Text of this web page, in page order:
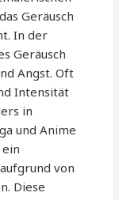
Geräusch
In der
Geräusch
Angst. Oft
Intensität
in
und Anime
von
Diese